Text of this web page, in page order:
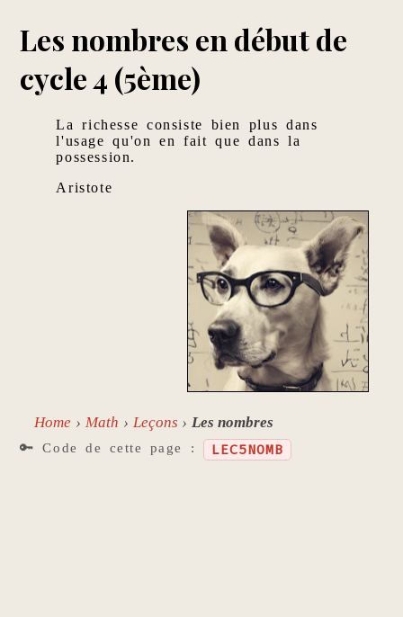
Les nombres en début de
cycle 4 (5ème)
La richesse consiste bien plus dans
l'usage qu'on en fait que dans la
possession.
Aristote
Home Math Leçons Les nombres
🔑 Code de cette page : LEC5NOMB